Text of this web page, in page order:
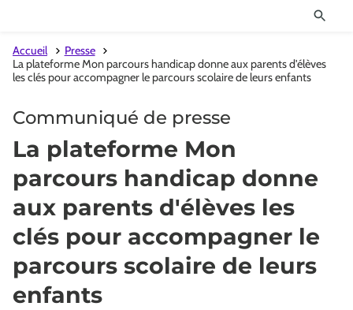
Accueil
Presse
La plateforme Mon parcours handicap donne aux parents d'élèves
les clés pour accompagner le parcours scolaire de leurs enfants
Communiqué de presse
La plateforme Mon
parcours handicap donne
aux parents d'élèves les
clés pour accompagner le
parcours scolaire de leurs
enfants